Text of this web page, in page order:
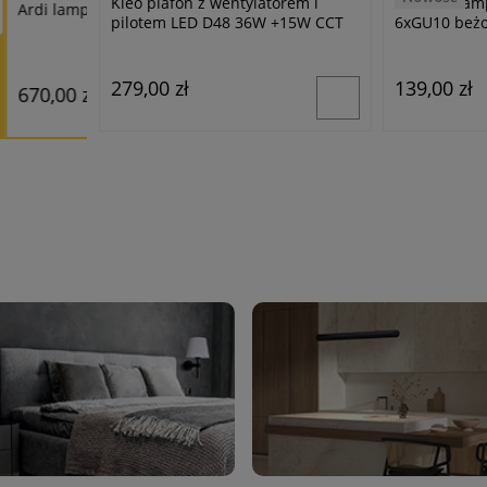
Kaki lampa wisząca 3xE27 mokka 1678/3
489,60 zł
pilotem LED D48 36W +15W CCT
279,00 zł
6xGU10
139,00 zł